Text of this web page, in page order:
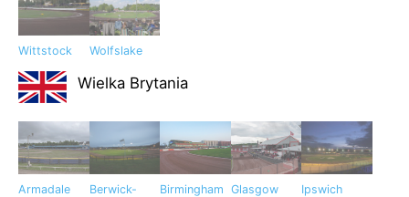
Wittstock Wolfslake
Wielka Brytania
Armadale
Berwick-
Birmingham Glasgow Ipswich